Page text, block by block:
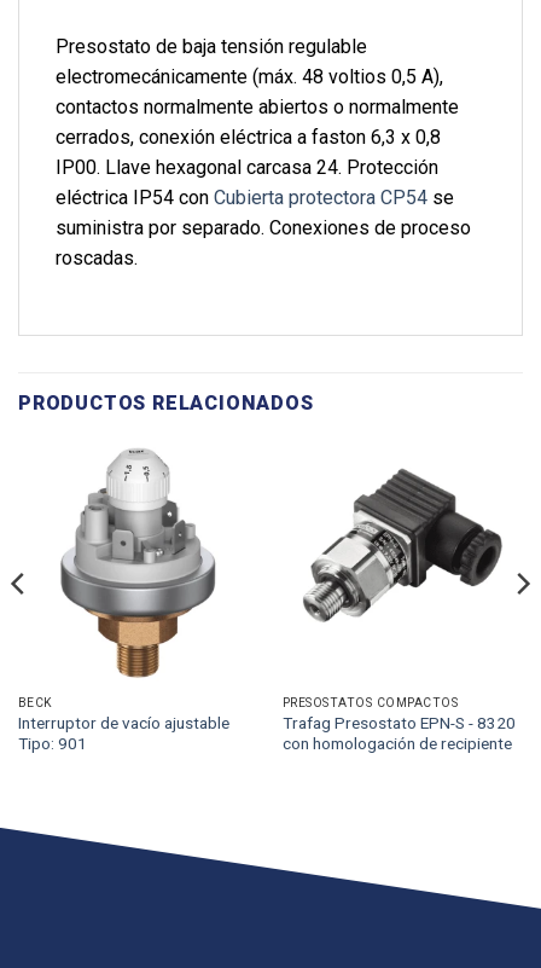
Presostato de baja tensión regulable
electromecánicamente (máx. 48 voltios 0,5 A),
contactos normalmente abiertos o normalmente
cerrados, conexión eléctrica a faston 6,3 x 0,8
IP00. Llave hexagonal carcasa 24. Protección
eléctrica IP54 con Cubierta protectora CP54 se
suministra por separado. Conexiones de proceso
roscadas.
PRODUCTOS RELACIONADOS
BECK
Interruptor de vacío ajustable
Tipo: 901
PRESOSTATOS COMPACTOS
Trafag Presostato EPN-S - 8320
con homologación de recipiente